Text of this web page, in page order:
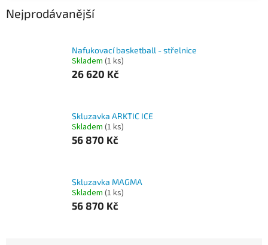
Nejprodávanější
Nafukovací basketball - střelnice
Skladem (1 ks)
26 620 Kč
Skluzavka ARKTIC ICE
Skladem (1 ks)
56 870 Kč
Skluzavka MAGMA
Skladem (1 ks)
56 870 Kč